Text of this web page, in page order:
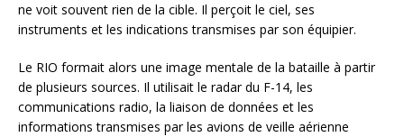
ne voit souvent rien de la cible. Il perçoit le ciel, ses
instruments et les indications transmises par son équipier.
Le RIO formait alors une image mentale de la bataille à partir
de plusieurs sources. Il utilisait le radar du F-14, les
communications radio, la liaison de données et les
informations transmises par les avions de veille aérienne